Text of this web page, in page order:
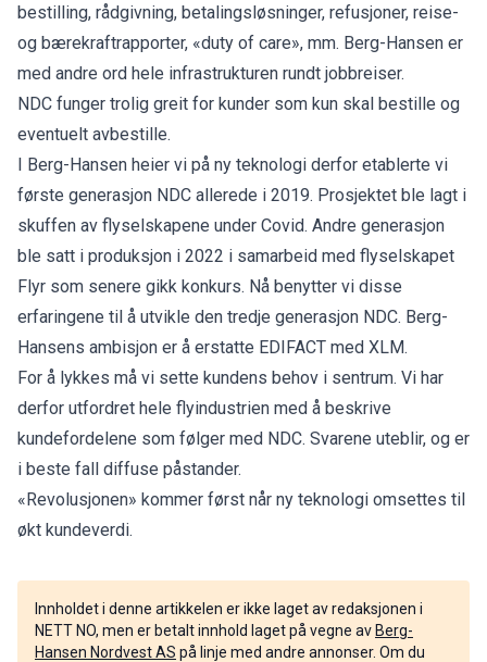
bestilling, rådgivning, betalingsløsninger, refusjoner, reise-
og bærekraftrapporter, «duty of care», mm. Berg-Hansen er
med andre ord hele infrastrukturen rundt jobbreiser.
NDC funger trolig greit for kunder som kun skal bestille og
eventuelt avbestille.
I Berg-Hansen heier vi på ny teknologi derfor etablerte vi
første generasjon NDC allerede i 2019. Prosjektet ble lagt i
skuffen av flyselskapene under Covid. Andre generasjon
ble satt i produksjon i 2022 i samarbeid med flyselskapet
Flyr som senere gikk konkurs. Nå benytter vi disse
erfaringene til å utvikle den tredje generasjon NDC. Berg-
Hansens ambisjon er å erstatte EDIFACT med XLM.
For å lykkes må vi sette kundens behov i sentrum. Vi har
derfor utfordret hele flyindustrien med å beskrive
kundefordelene som følger med NDC. Svarene uteblir, og er
i beste fall diffuse påstander.
«Revolusjonen» kommer først når ny teknologi omsettes til
økt kundeverdi.
Innholdet i denne artikkelen er ikke laget av redaksjonen i
NETT NO, men er betalt innhold laget på vegne av Berg-
Hansen Nordvest AS på linje med andre annonser. Om du